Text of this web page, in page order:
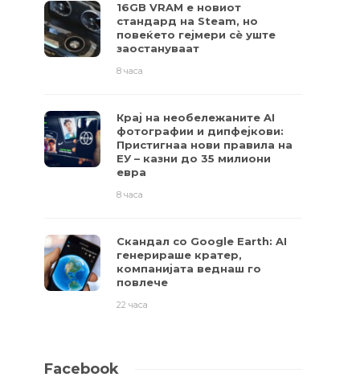
16GB VRAM е новиот
стандард на Steam, но
повеќето гејмери ​​сè уште
заостануваат
8 часа
Крај на необележаните AI
фотографии и дипфејкови:
Пристигнаа нови правила на
ЕУ – казни до 35 милиони
евра
8 часа
Скандал со Google Earth: AI
генерираше кратер,
компанијата веднаш го
повлече
22 часа
Facebook